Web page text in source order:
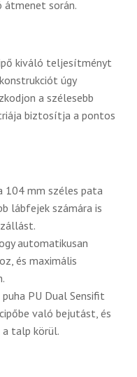
során.
kiváló teljesítményt
úgy
a szélesebb
biztosítja a pontos
104 mm széles pata
lábfejek számára is
automatikusan
és maximális
PU Dual Sensifit
való bejutást, és
talp körül.